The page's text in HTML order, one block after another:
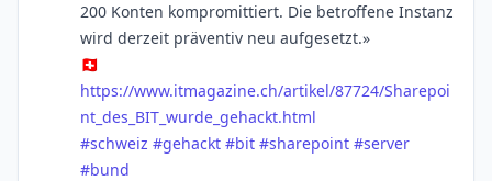
200 Konten kompromittiert. Die betroffene Instanz
wird derzeit präventiv neu aufgesetzt.»
🇨🇭
https://www.itmagazine.ch/artikel/87724/Sharepoi
nt_des_BIT_wurde_gehackt.html
#schweiz #gehackt #bit #sharepoint #server
#bund